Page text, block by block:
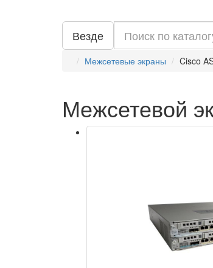
Везде
Межсетевые экраны Cisco
Межсетевой